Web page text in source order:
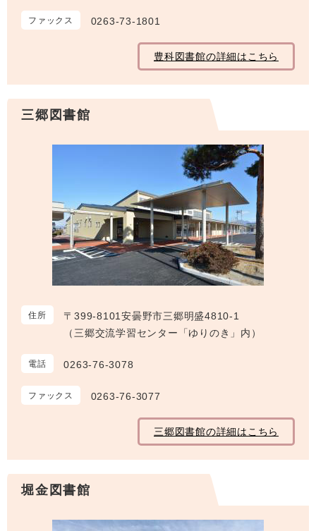
ファックス 0263-73-1801
豊科図書館の詳細はこちら
三郷図書館
住所
〒399-8101安曇野市三郷明盛4810-1
（三郷交流学習センター「ゆりのき」内）
電話 0263-76-3078
ファックス 0263-76-3077
三郷図書館の詳細はこちら
堀金図書館